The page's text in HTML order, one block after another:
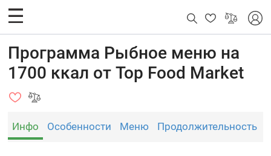
Программа Рыбное меню на
1700 ккал от Top Food Market
Инфо Особенности Меню Продолжительность